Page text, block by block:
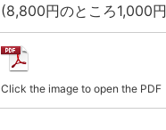
(8,800円のところ1,000
Click the image to open the PDF